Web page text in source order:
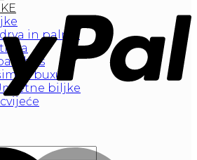
in palme
buxusi
biljke